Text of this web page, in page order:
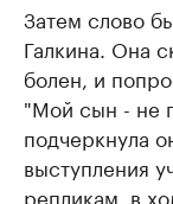
Затем слово
Галкина. Она
болен, и
"Мой сын - не
подчеркнула
выступления
репликам, в